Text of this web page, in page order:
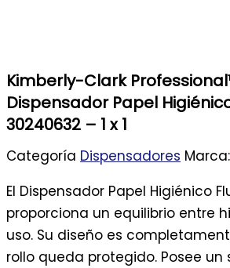
Kimberly-Clark
Dispensador Papel
30240632 – 1 x 1
Categoría Dispensadores Marca:
El Dispensador Papel Higiénico
proporciona un equilibrio entre
uso. Su diseño es
rollo queda protegido. Posee un